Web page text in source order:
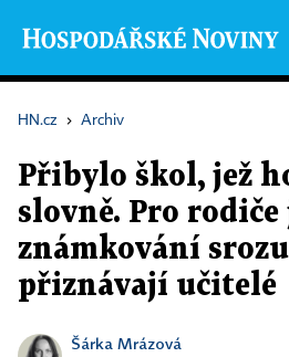
HN.cz › Archiv
Přibylo škol, jež
slovně. Pro rodiče
známkování
přiznávají učitelé
Šárka Mrázová